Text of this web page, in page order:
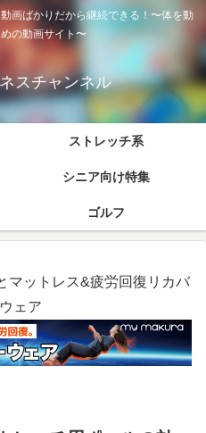
画ばかりだから継続できる！〜体を動
の動画サイト〜
スチャンネル
ストレッチ系
シニア向け特集
ゴルフ
マットレス&疲労回復リカバ
ェア